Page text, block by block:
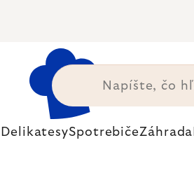
DelikatesySpotrebičeZáhrada